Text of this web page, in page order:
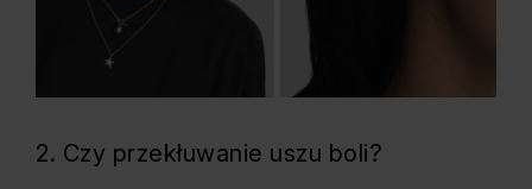
2. Czy przekłuwanie uszu boli?